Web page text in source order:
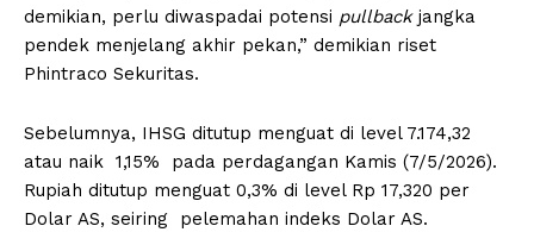
demikian, perlu diwaspadai potensi pullbackjangka
pendek menjelang akhir pekan,” demikian riset
Phintraco Sekuritas.
Sebelumnya, IHSG ditutup menguat di level 7.174,32
atau naik 1,15% pada perdagangan Kamis (7/5/2026).
Rupiah ditutup menguat 0,3% di level Rp 17,320 per
Dolar AS, seiring pelemahan indeks Dolar AS.